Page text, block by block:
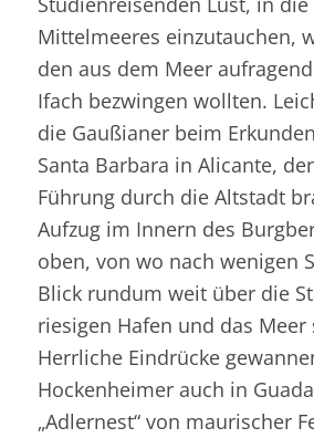
Mittelmeeres einzutauchen,
den aus dem Meer
Ifach bezwingen wollten.
die Gaußianer beim
Santa Barbara in Alicante,
Führung durch die Altstadt
Aufzug im Innern des
oben, von wo nach wenigen
Blick rundum weit über die
riesigen Hafen und das Meer
Herrliche Eindrücke
Hockenheimer auch in
„Adlernest“ von maurischer